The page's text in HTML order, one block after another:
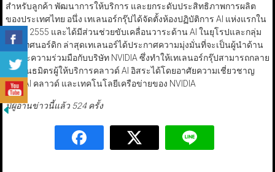
สำหรับลูกค้า พัฒนาการให้บริการ และยกระดับประสิทธิภาพการผลิต
ของประเทศไทย อนึ่ง เทเลนอร์กรุ๊ปได้จัดตั้งห้องปฏิบัติการ AI แห่งแรกใน
ปี พ.ศ. 2555 และได้มีส่วนช่วยขับเคลื่อนวาระด้าน AI ในยุโรปและกลุ่ม
ประเทศนอร์ดิก ล่าสุดเทเลนอร์ได้ประกาศความมุ่งมั่นที่จะเป็นผู้นำด้าน
AI และความร่วมมือกับบริษัท NVIDIA ซึ่งทำให้เทเลนอร์กรุ๊ปสามารถกลาย
เป็นพันธมิตรผู้ให้บริการคลาวด์ AI อิสระได้โดยอาศัยความเชี่ยวชาญ
ด้าน AI คลาวด์ และเทคโนโลยีเครือข่ายของ NVIDIA
มีผู้อ่านข่าวนี้แล้ว 524 ครั้ง